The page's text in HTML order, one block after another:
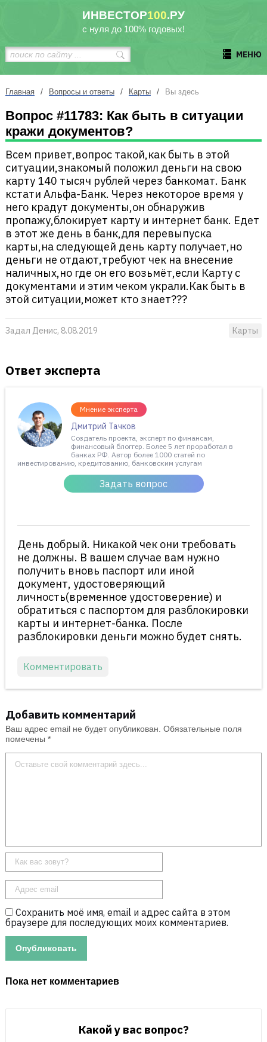
ИНВЕСТОР100.РУ
с нуля до 100% годовых!
МЕНЮ
Главная / Вопросы и ответы / Карты / Вы здесь
Вопрос #11783: Как быть в ситуации
кражи документов?
Всем привет,вопрос такой,как быть в этой
ситуации,знакомый положил деньги на свою
карту 140 тысяч рублей через банкомат. Банк
кстати Альфа-Банк. Через некоторое время у
него крадут документы,он обнаружив
пропажу,блокирует карту и интернет банк. Едет
в этот же день в банк,для перевыпуска
карты,на следующей день карту получает,но
деньги не отдают,требуют чек на внесение
наличных,но где он его возьмёт,если Карту с
документами и этим чеком украли.Как быть в
этой ситуации,может кто знает???
Задал Денис, 8.08.2019 Карты
Ответ эксперта
Мнение эксперта
Дмитрий Тачков
Создатель проекта, эксперт по финансам,
финансовый блоггер. Более 5 лет проработал в
банках РФ. Автор более 1000 статей по
инвестированию, кредитованию, банковским услугам
Задать вопрос
День добрый. Никакой чек они требовать
не должны. В вашем случае вам нужно
получить вновь паспорт или иной
документ, удостоверяющий
личность(временное удостоверение) и
обратиться с паспортом для разблокировки
карты и интернет-банка. После
разблокировки деньги можно будет снять.
Комментировать
Добавить комментарий
Ваш адрес email не будет опубликован. Обязательные поля
помечены *
Сохранить моё имя, email и адрес сайта в этом
браузере для последующих моих комментариев.
Пока нет комментариев
Какой у вас вопрос?